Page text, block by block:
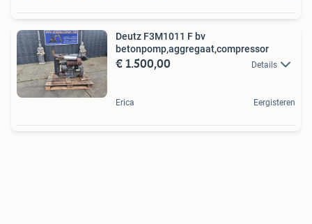
Deutz F3M1011 F bv
betonpomp,aggregaat,compressor
€ 1.500,00 Details
Erica Eergisteren